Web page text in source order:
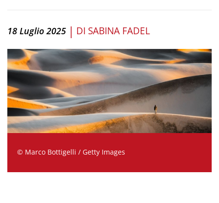
18 Luglio 2025 | DI SABINA FADEL
© Marco Bottigelli / Getty Images